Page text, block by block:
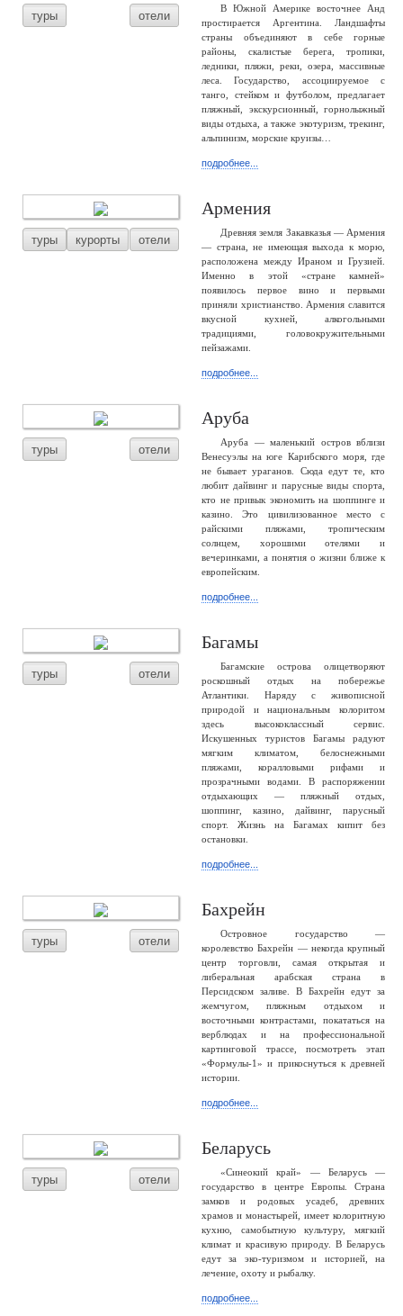
туры отели
В Южной Америке восточнее Анд
простирается Аргентина. Ландшафты
страны объединяют в себе горные
районы, скалистые берега, тропики,
ледники, пляжи, реки, озера, массивные
леса. Государство, ассоциируемое с
танго, стейком и футболом, предлагает
пляжный, экскурсионный, горнолыжный
виды отдыха, а также экотуризм, трекинг,
альпинизм, морские круизы…
подробнее...
туры курорты отели
Армения
Древняя земля Закавказья — Армения
— страна, не имеющая выхода к морю,
расположена между Ираном и Грузией.
Именно в этой «стране камней»
появилось первое вино и первыми
приняли христианство. Армения славится
вкусной кухней, алкогольными
традициями, головокружительными
пейзажами.
подробнее...
туры отели
Аруба
Аруба — маленький остров вблизи
Венесуэлы на юге Карибского моря, где
не бывает ураганов. Сюда едут те, кто
любит дайвинг и парусные виды спорта,
кто не привык экономить на шоппинге и
казино. Это цивилизованное место с
райскими пляжами, тропическим
солнцем, хорошими отелями и
вечеринками, а понятия о жизни ближе к
европейским.
подробнее...
туры отели
Багамы
Багамские острова олицетворяют
роскошный отдых на побережье
Атлантики. Наряду с живописной
природой и национальным колоритом
здесь высококлассный сервис.
Искушенных туристов Багамы радуют
мягким климатом, белоснежными
пляжами, коралловыми рифами и
прозрачными водами. В распоряжении
отдыхающих — пляжный отдых,
шоппинг, казино, дайвинг, парусный
спорт. Жизнь на Багамах кипит без
остановки.
подробнее...
туры отели
Бахрейн
Островное государство —
королевство Бахрейн — некогда крупный
центр торговли, самая открытая и
либеральная арабская страна в
Персидском заливе. В Бахрейн едут за
жемчугом, пляжным отдыхом и
восточными контрастами, покататься на
верблюдах и на профессиональной
картинговой трассе, посмотреть этап
«Формулы-1» и прикоснуться к древней
истории.
подробнее...
туры отели
Беларусь
«Синеокий край» — Беларусь —
государство в центре Европы. Страна
замков и родовых усадеб, древних
храмов и монастырей, имеет колоритную
кухню, самобытную культуру, мягкий
климат и красивую природу. В Беларусь
едут за эко-туризмом и историей, на
лечение, охоту и рыбалку.
подробнее...